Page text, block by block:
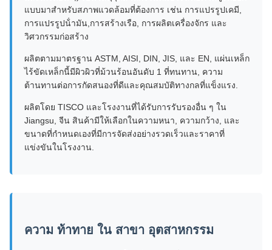
แบบมาสําหรับสภาพแวดล้อมที่ต้องการ เช่น การแปรรูปเคมี,
การแปรรูปน้ํามัน,การสร้างเรือ, การผลิตเครื่องจักร และ
วิศวกรรมก่อสร้าง
ผลิตตามมาตรฐาน ASTM, AISI, DIN, JIS, และ EN, แผ่นเหล็ก
ไร้ขัดเหล็กนี้มีผิวผิวที่ม้วนร้อนอันดับ 1 ที่ทนทาน, ความ
ต้านทานต่อการกัดสนองที่ดีและคุณสมบัติทางกลที่แข็งแรง.
ผลิตโดย TISCO และโรงงานที่ได้รับการรับรองอื่น ๆ ใน
Jiangsu, จีน สินค้ามีให้เลือกในความหนา, ความกว้าง, และ
ขนาดที่กําหนดเองที่มีการจัดส่งอย่างรวดเร็วและราคาที่
แข่งขันในโรงงาน.
ความ ท้าทาย ใน สาขา อุตสาหกรรม